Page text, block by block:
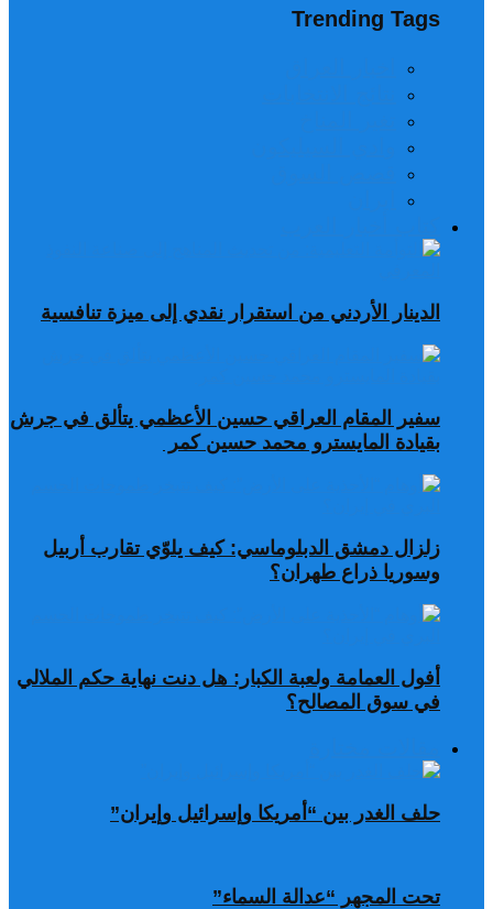
Trending Tags
الدينار الأردني من استقرار نقدي إلى ميزة تنافسية
سفير المقام العراقي حسين الأعظمي يتألق في جرش
بقيادة المايسترو محمد حسين كمر
زلزال دمشق الدبلوماسي: كيف يلوّي تقارب أربيل
وسوريا ذراع طهران؟
أفول العمامة ولعبة الكبار: هل دنت نهاية حكم الملالي
في سوق المصالح؟
حلف الغدر بين “أمريكا وإسرائيل وإيران”
تحت المجهر “عدالة السماء”